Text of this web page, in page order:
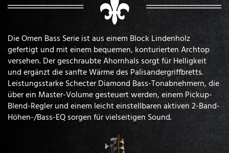
Die Omen Bass Serie ist aus einem Block Lindenholz
gefertigt und mit einem bequemen, konturierten Archtop
versehen. Der geschraubte Ahornhals sorgt für Helligkeit
und ergänzt die sanfte Wärme des Palisandergriffbretts.
Leistungsstarke Schecter Diamond Bass-Tonabnehmern, die
über ein Master-Volume gesteuert werden, einem Pickup-
Blend-Regler und einem leicht einstellbaren aktiven 2-Band-
Höhen-/Bass-EQ sorgen für vielseitigen Sound.